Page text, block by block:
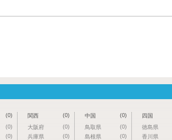
(0)
(0)
(0)
(0)
関西
(0)
大阪府
(0)
兵庫県
(0)
中国
(0)
鳥取県
(0)
島根県
四国
徳島県
香川県